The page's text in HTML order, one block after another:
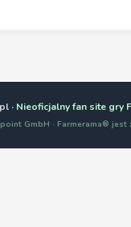
· Nieoficjalny fan site gry
GmbH · Farmerama®